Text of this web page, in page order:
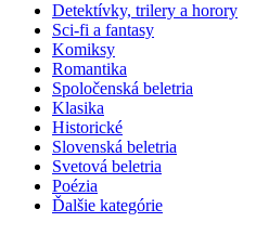
Detektívky, trilery a horory
Sci-fi a fantasy
Komiksy
Romantika
Spoločenská beletria
Klasika
Historické
Slovenská beletria
Svetová beletria
Poézia
Ďalšie kategórie